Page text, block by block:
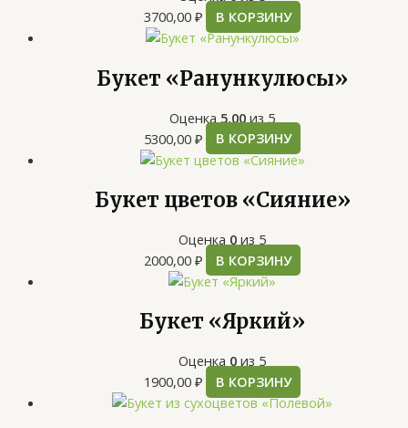
3700,00 ₽ В КОРЗИНУ
Букет «Ранункулюсы»
Оценка 5.00 из 5
5300,00 ₽ В КОРЗИНУ
Букет цветов «Сияние»
Оценка 0 из 5
2000,00 ₽ В КОРЗИНУ
Букет «Яркий»
Оценка 0 из 5
1900,00 ₽ В КОРЗИНУ